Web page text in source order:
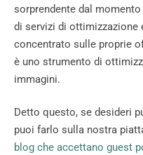
sorprendente dal
di servizi di ottimizzazione
concentrato sulle proprie
è uno strumento di
immagini.
Detto questo, se desideri
puoi farlo sulla nostra
blog che accettano guest